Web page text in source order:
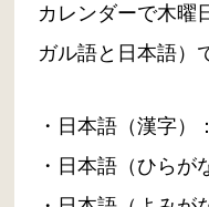
カレンダーで木曜
ガル語と日本語）
・日本語（漢字）
・日本語（ひらが